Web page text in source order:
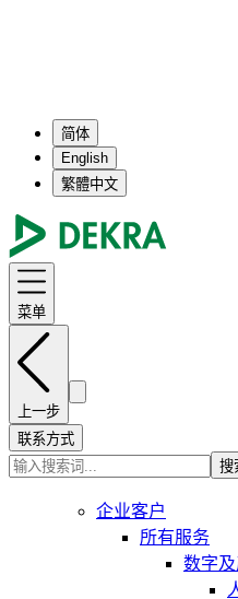
简体
English
繁體中文
菜单
上一步
联系方式
搜
企业客户
所有服务
数字